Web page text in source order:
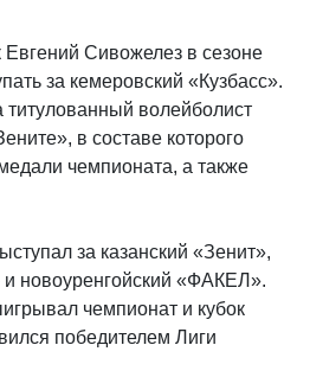
Сивожелез в сезоне
за кемеровский «Кузбасс».
титулованный волейболист
в составе которого
чемпионата, а также
за казанский «Зенит»,
новоуренгойский «ФАКЕЛ».
чемпионат и кубок
победителем Лиги